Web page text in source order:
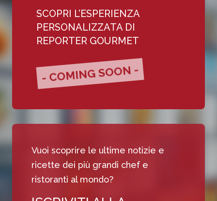
SCOPRI L’ESPERIENZA
PERSONALIZZATA DI
REPORTER GOURMET
- COMING SOON -
Vuoi scoprire le ultime notizie e
ricette dei più grandi chef e
ristoranti al mondo?